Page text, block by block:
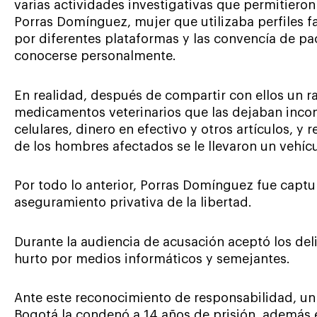
varias actividades investigativas que
Porras Domínguez, mujer que utilizaba perfiles
por diferentes plataformas y las convencía de
conocerse personalmente.
En realidad, después de compartir con ellos un
medicamentos veterinarios que las dejaban
celulares, dinero en efectivo y otros artículos, y
de los hombres afectados se le llevaron un
Por todo lo anterior, Porras Domínguez fue
aseguramiento privativa de la libertad.
Durante la audiencia de acusación aceptó los
hurto por medios informáticos y semejantes.
Ante este reconocimiento de responsabilidad,